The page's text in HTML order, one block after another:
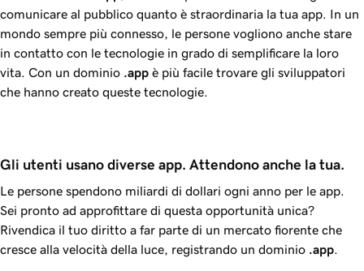
comunicare al pubblico quanto è straordinaria la tua app. In un
mondo sempre più connesso, le persone vogliono anche stare
in contatto con le tecnologie in grado di semplificare la loro
vita. Con un dominio .app è più facile trovare gli sviluppatori
che hanno creato queste tecnologie.
Gli utenti usano diverse app. Attendono anche la tua.
Le persone spendono miliardi di dollari ogni anno per le app.
Sei pronto ad approfittare di questa opportunità unica?
Rivendica il tuo diritto a far parte di un mercato fiorente che
cresce alla velocità della luce, registrando un dominio .app